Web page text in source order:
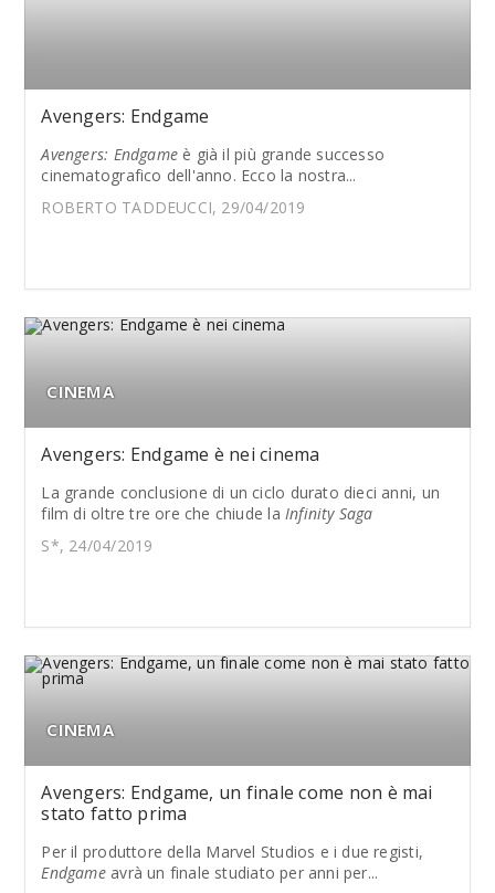
Avengers: Endgame
Avengers: Endgameè già il più grande successo
cinematografico dell'anno. Ecco la nostra...
ROBERTO TADDEUCCI, 29/04/2019
CINEMA
Avengers: Endgame è nei cinema
La grande conclusione di un ciclo durato dieci anni, un
film di oltre tre ore che chiude la Infinity Saga
S*, 24/04/2019
CINEMA
Avengers: Endgame, un finale come non è mai
stato fatto prima
Per il produttore della Marvel Studios e i due registi,
Endgameavrà un finale studiato per anni per...